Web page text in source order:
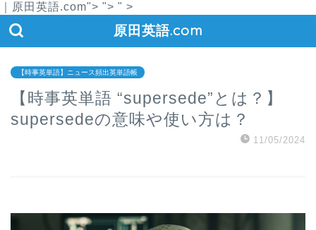
｜原田英語.com"> "> " >
原田英語.com
【時事英単語】ニュース頻出英単語帳
【時事英単語 “supersede”とは？】
supersedeの意味や使い方は？
11/05/2024